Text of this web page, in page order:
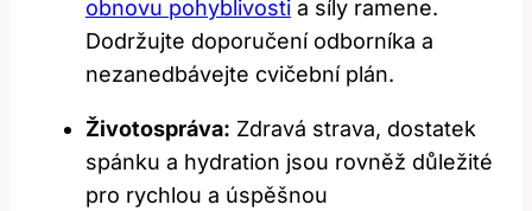
obnovu pohyblivosti a síly ramene.
Dodržujte doporučení odborníka a
nezanedbávejte cvičební plán.
Životospráva: Zdravá strava, dostatek
spánku a hydration jsou rovněž důležité
pro rychlou a úspěšnou